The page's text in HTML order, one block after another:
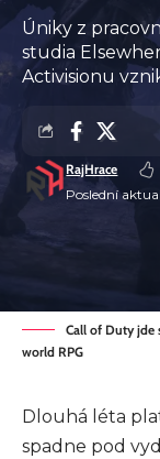
Úniky z
studia
Activisionu
Poslední
RajHrace
Call of Duty jde
world RPG
Dlouhá léta
spadne pod